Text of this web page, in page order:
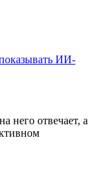
ИИ-
отвечает, а